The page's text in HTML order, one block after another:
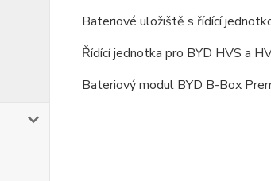
Bateriové uložiště s řídící
Řídící jednotka pro BYD HVS a
Bateriový modul BYD B-Box